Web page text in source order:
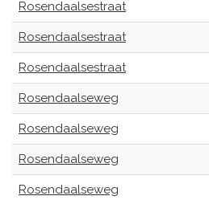
Rosendaalsestraat
Rosendaalsestraat
Rosendaalsestraat
Rosendaalseweg
Rosendaalseweg
Rosendaalseweg
Rosendaalseweg